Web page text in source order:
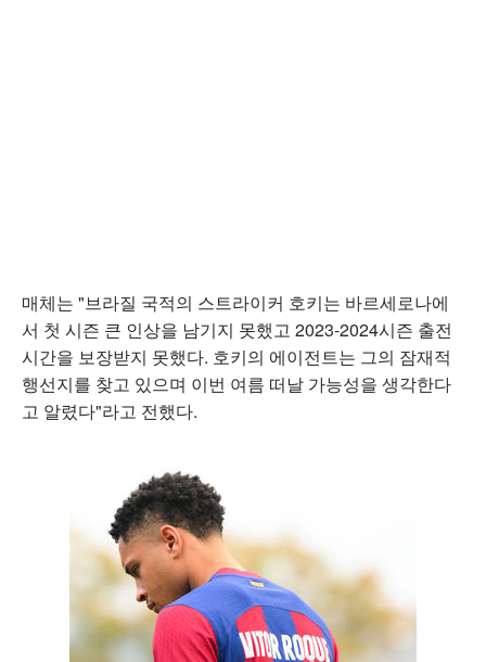
매체는 "브라질 국적의 스트라이커 호키는 바르세로나에
서 첫 시즌 큰 인상을 남기지 못했고 2023-2024시즌 출전
시간을 보장받지 못했다. 호키의 에이전트는 그의 잠재적
행선지를 찾고 있으며 이번 여름 떠날 가능성을 생각한다
고 알렸다"라고 전했다.